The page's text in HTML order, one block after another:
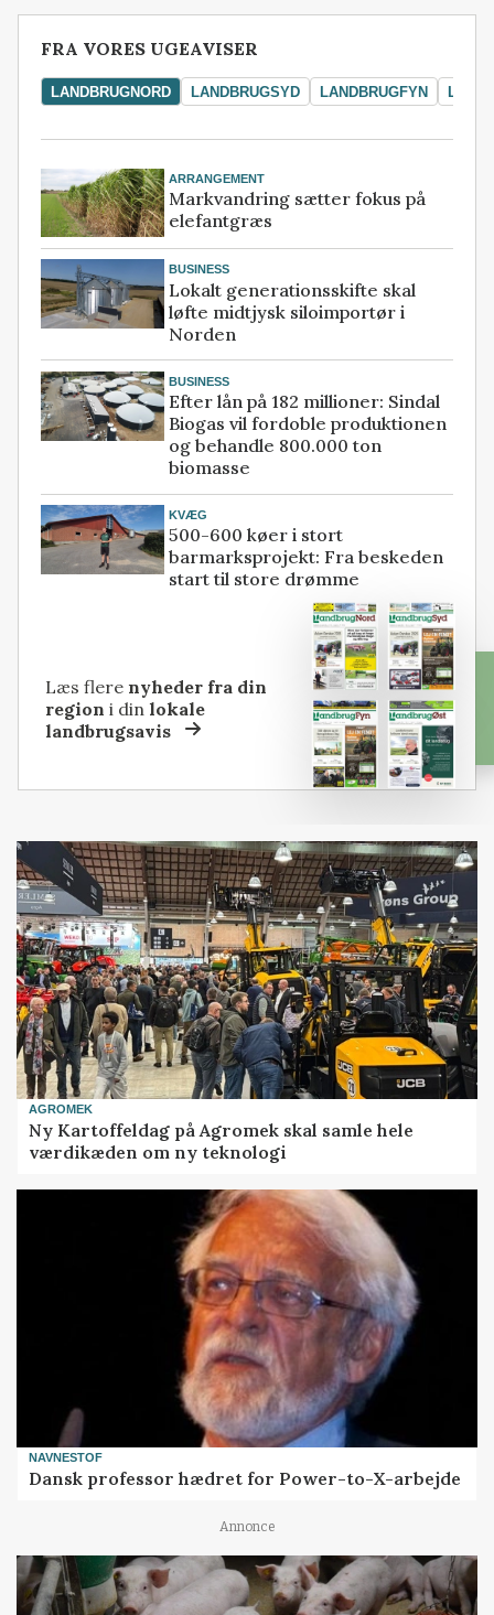
FRA VORES UGEAVISER
LANDBRUGNORD LANDBRUGSYD LANDBRUGFYN
ARRANGEMENT
Markvandring sætter fokus på
elefantgræs
BUSINESS
Lokalt generationsskifte skal
løfte midtjysk siloimportør i
Norden
BUSINESS
Efter lån på 182 millioner: Sindal
Biogas vil fordoble produktionen
og behandle 800.000 ton
biomasse
KVÆG
500-600 køer i stort
barmarksprojekt: Fra beskeden
start til store drømme
Læs flere nyheder fra din
region i dinlokale
landbrugsavis
AGROMEK
Ny Kartoffeldag på Agromek skal samle hele
værdikæden om ny teknologi
NAVNESTOF
Dansk professor hædret for Power-to-X-arbejde
Annonce